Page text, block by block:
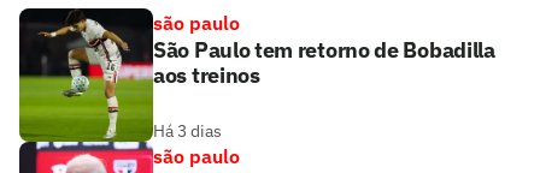
são paulo
São Paulo tem retorno de Bobadilla
aos treinos
Há 3 dias
são paulo